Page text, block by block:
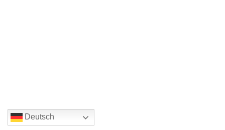
Deutsch